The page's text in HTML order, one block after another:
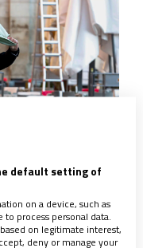
Humana,
default setting of
on a device, such as
process personal data.
on legitimate interest,
deny or manage your